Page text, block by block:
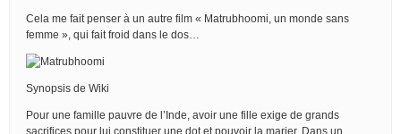
Cela me fait penser à un autre film « Matrubhoomi, un monde sans
femme », qui fait froid dans le dos…
Synopsis de Wiki
Pour une famille pauvre de l’Inde, avoir une fille exige de grands
sacrifices pour lui constituer une dot et pouvoir la marier. Dans un